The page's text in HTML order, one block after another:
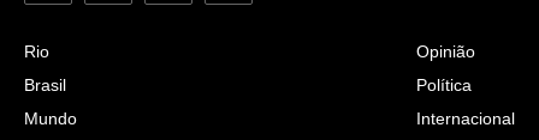
Rio
Brasil
Mundo
Opinião
Política
Internacional